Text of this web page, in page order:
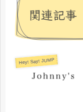
関連記事
Hey! Say! JUMP